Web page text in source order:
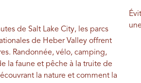
de Salt Lake City, les parcs
de Heber Valley offrent
Randonnée, vélo, camping,
la faune et pêche à la truite de
la nature et comment la